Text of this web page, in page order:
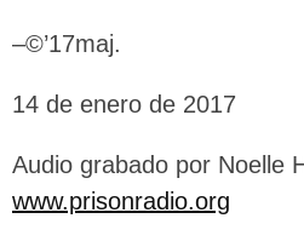
–©’17maj.
14 de enero de 2017
Audio grabado por Noelle
www.prisonradio.org